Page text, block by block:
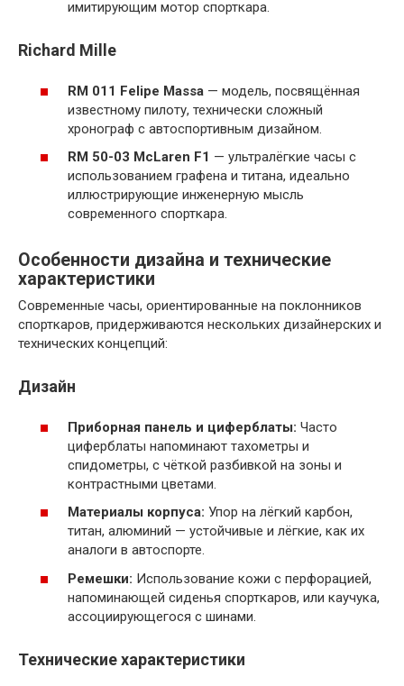
имитирующим мотор спорткара.
Richard Mille
RM 011 Felipe Massa — модель, посвящённая
известному пилоту, технически сложный
хронограф с автоспортивным дизайном.
RM 50-03 McLaren F1 — ультралёгкие часы с
использованием графена и титана, идеально
иллюстрирующие инженерную мысль
современного спорткара.
Особенности дизайна и технические
характеристики
Современные часы, ориентированные на поклонников
спорткаров, придерживаются нескольких дизайнерских и
технических концепций:
Дизайн
Приборная панель и циферблаты: Часто
циферблаты напоминают тахометры и
спидометры, с чёткой разбивкой на зоны и
контрастными цветами.
Материалы корпуса: Упор на лёгкий карбон,
титан, алюминий — устойчивые и лёгкие, как их
аналоги в автоспорте.
Ремешки: Использование кожи с перфорацией,
напоминающей сиденья спорткаров, или каучука,
ассоциирующегося с шинами.
Технические характеристики